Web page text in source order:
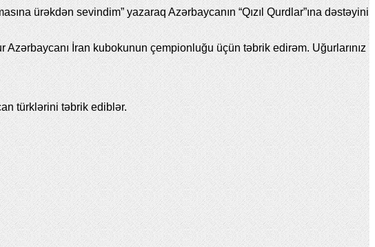
ürəkdən sevindim” yazaraq Azərbaycanın “Qızıl Qurdlar”ına dəstəyini
Azərbaycanı İran kubokunun çempionluğu üçün təbrik edirəm. Uğurlarınız
türklərini təbrik ediblər.